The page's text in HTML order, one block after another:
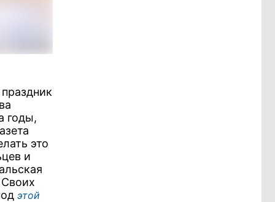
годы,
это
и
этой